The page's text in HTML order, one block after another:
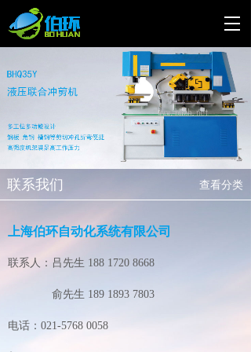
联系我们 查看分类
上海伯环自动化系统有限公司
联系人：吕先生 188 1720 8668
俞先生 189 1893 7803
电话：021-5768 0058